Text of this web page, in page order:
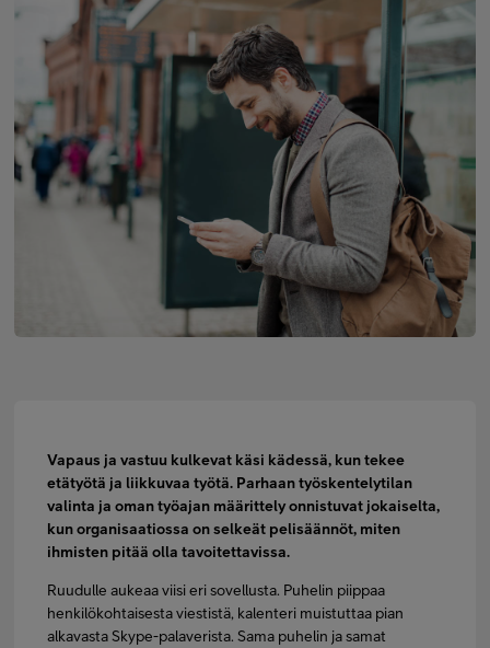
Minun Telia Yrityksille
Inspiroidu
EN SV
Vapaus ja vastuu kulkevat käsi kädessä, kun tekee
etätyötä ja liikkuvaa työtä. Parhaan työskentelytilan
valinta ja oman työajan määrittely onnistuvat jokaiselta,
kun organisaatiossa on selkeät pelisäännöt, miten
ihmisten pitää olla tavoitettavissa.
Ruudulle aukeaa viisi eri sovellusta. Puhelin piippaa
henkilökohtaisesta viestistä, kalenteri muistuttaa pian
alkavasta Skype-palaverista. Sama puhelin ja samat